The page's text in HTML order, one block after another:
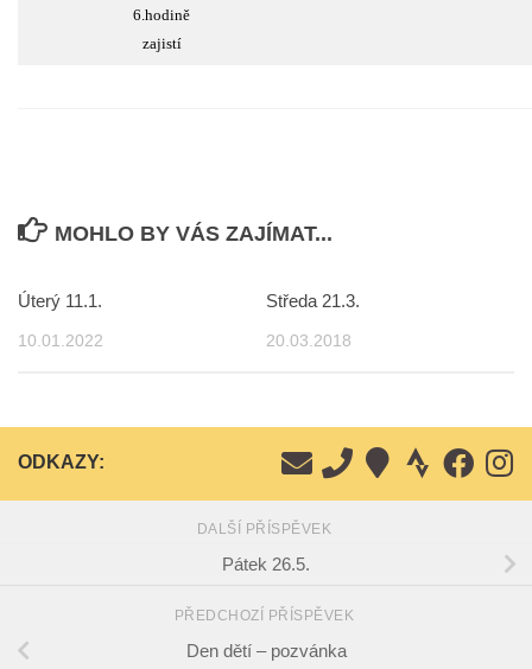
6.hodině
zajistí
MOHLO BY VÁS ZAJÍMAT...
Úterý 11.1.
10.01.2022
Středa 21.3.
20.03.2018
ODKAZY:
DALŠÍ PŘÍSPĚVEK
Pátek 26.5.
PŘEDCHOZÍ PŘÍSPĚVEK
Den dětí – pozvánka